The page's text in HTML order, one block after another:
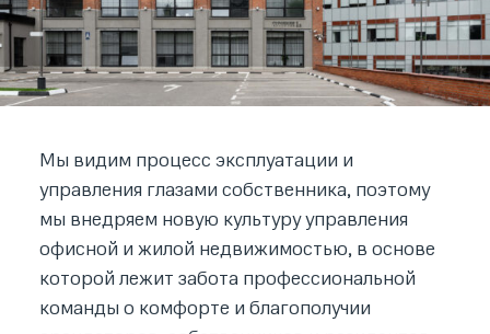
Мы видим процесс эксплуатации и
управления глазами собственника, поэтому
мы внедряем новую культуру управления
офисной и жилой недвижимостью, в основе
которой лежит забота профессиональной
команды о комфорте и благополучии